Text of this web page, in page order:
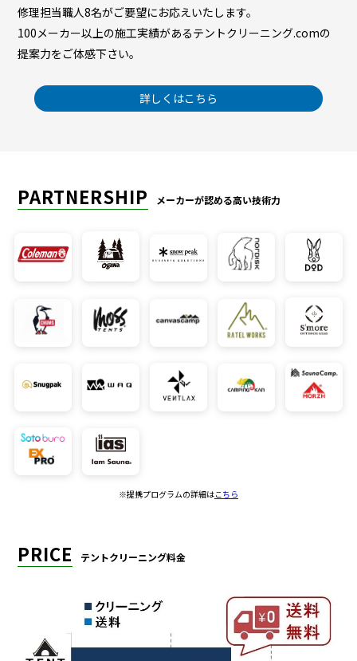
修理担当職人8名がご要望にお応えいたします。
100メーカー以上の施工実績があるテントクリーニング.comの
提案力をご体感下さい。
詳しくはこちら
PARTNERSHIP メーカーが認める高い技術力
※提携プログラムの詳細はこちら
PRICE テントクリーニング料金